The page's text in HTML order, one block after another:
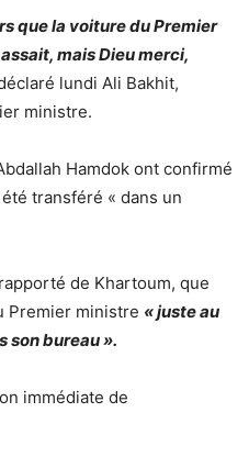
que la voiture du Premier
mais Dieu merci,
lundi Ali Bakhit,
ministre.
Hamdok ont ​​confirmé
transféré « dans un
de Khartoum, que
Premier ministre « juste au
son bureau ».
immédiate de